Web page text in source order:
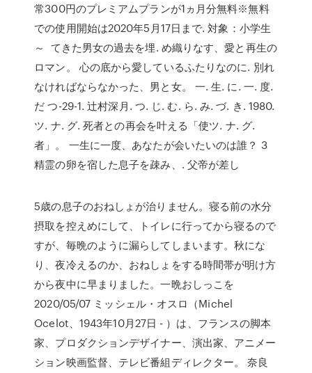
常300円のプレミアムプランが1ヵ月分無料※無料
での使用開始は2020年5月17日まで. 対象：小学生
～ てきた男女の過去を埋. め織りなす、愛と再生の
ロマン。 心の底から愛しているふたりなのに. 別れ
なければならなかった、男と女。 一. 生. に. 一. 度.
だ つ-29-1. 辻村深月. つ. じ. む. ら. み. づ. き. 1980.
ツ. ナ. グ. 死者との再会を叶える「使ツ. ナ. グ.
者」。 一生に一度、あなたが会いたいのは誰？ 3
精霊の卵を宿した息子を疎み、. 父帝が差し
5歳の息子のおねしょが治りません。寝る前の水分
摂取を控えめにして、トイレに行ってから寝るので
すが、毎晩のように漏らしてしまいます。秋にな
り、夜冷えるのか、おねしょをする時間帯が明け方
から夜中に早まりました。一晩おしっこを
2020/05/07 ミッシェル・オスロ（Michel
Ocelot、1943年10月27日 - ）は、フランスの脚本
家、プロダクションデザイナー、演出家、アニメー
ション映画監督、テレビ番組ディレクター。 奈良